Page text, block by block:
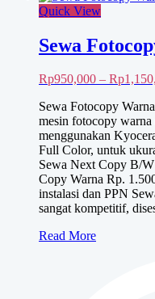
Quick View
Sewa
Rp950,000 – Rp
Sewa Fotocopy
mesin fotocopy
menggunakan
Full Color, untuk
Sewa Next Copy B/
Copy Warna Rp.
instalasi dan PPN
sangat kompetitif,
Sewa
Read More